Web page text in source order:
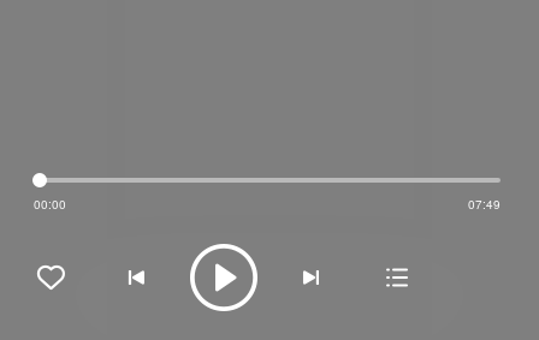
00:00 07:49
    